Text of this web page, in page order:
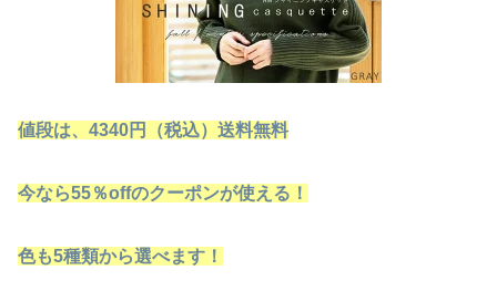
値段は、4340円（税込）送料無料
今なら55％offのクーポンが使える！
色も5種類から選べます！